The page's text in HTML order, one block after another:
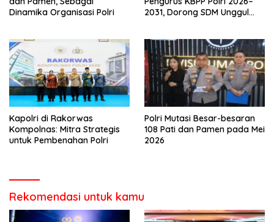
Dinamika Organisasi Polri
2031, Dorong SDM Unggul
Kapolri di Rakorwas
Kompolnas: Mitra Strategis
untuk Pembenahan Polri
Polri Mutasi Besar-besaran
108 Pati dan Pamen pada Mei
2026
Rekomendasi untuk kamu